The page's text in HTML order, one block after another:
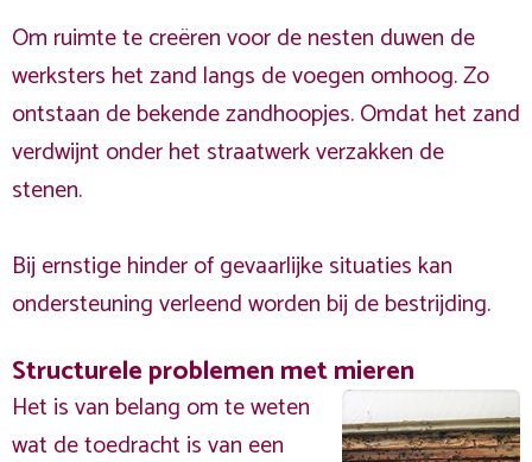
Om ruimte te creëren voor de nesten duwen de
werksters het zand langs de voegen omhoog. Zo
ontstaan de bekende zandhoopjes. Omdat het zand
verdwijnt onder het straatwerk verzakken de
stenen.
Bij ernstige hinder of gevaarlijke situaties kan
ondersteuning verleend worden bij de bestrijding.
Structurele problemen met mieren
Het is van belang om te weten
wat de toedracht is van een